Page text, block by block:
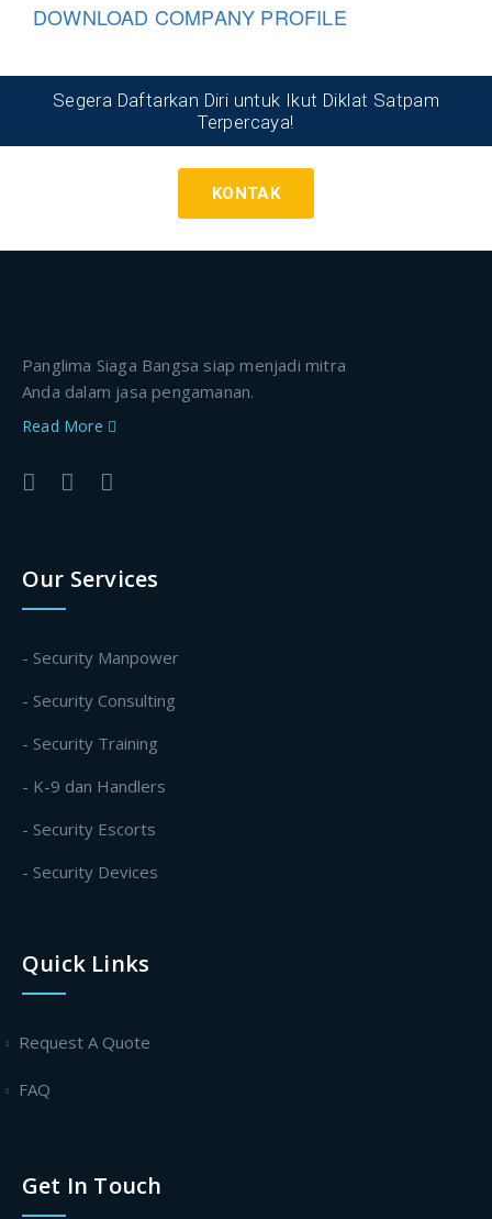
DOWNLOAD COMPANY PROFILE
Segera Daftarkan Diri untuk Ikut Diklat Satpam
Terpercaya!
KONTAK
Panglima Siaga Bangsa siap menjadi mitra
Anda dalam jasa pengamanan.
Read More
Our Services
- Security Manpower
- Security Consulting
- Security Training
- K-9 dan Handlers
- Security Escorts
- Security Devices
Quick Links
Request A Quote
FAQ
Get In Touch